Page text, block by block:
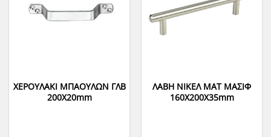
ΧΕΡΟΥΛΑΚΙ ΜΠΑΟΥΛΩΝ ΓΛΒ
200Χ20mm
ΛΑΒΗ ΝΙΚΕΛ ΜΑΤ ΜΑΣΙΦ
160Χ200Χ35mm